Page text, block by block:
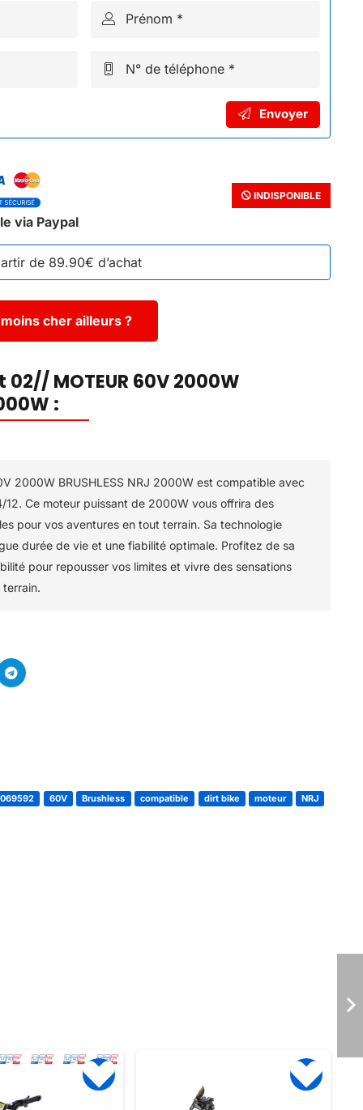
Prénom *
N° de téléphone *
Envoyer
INDISPONIBLE
via Paypal
de 89.90€ d’achat
cher ailleurs ?
MOTEUR 60V 2000W
:
2000W BRUSHLESS NRJ 2000W est compatible avec
12. Ce moteur puissant de 2000W vous offrira des
pour vos aventures en tout terrain. Sa technologie
durée de vie et une fiabilité optimale. Profitez de sa
pour repousser vos limites et vivre des sensations
60V Brushless compatible dirt bike moteur
NRJ